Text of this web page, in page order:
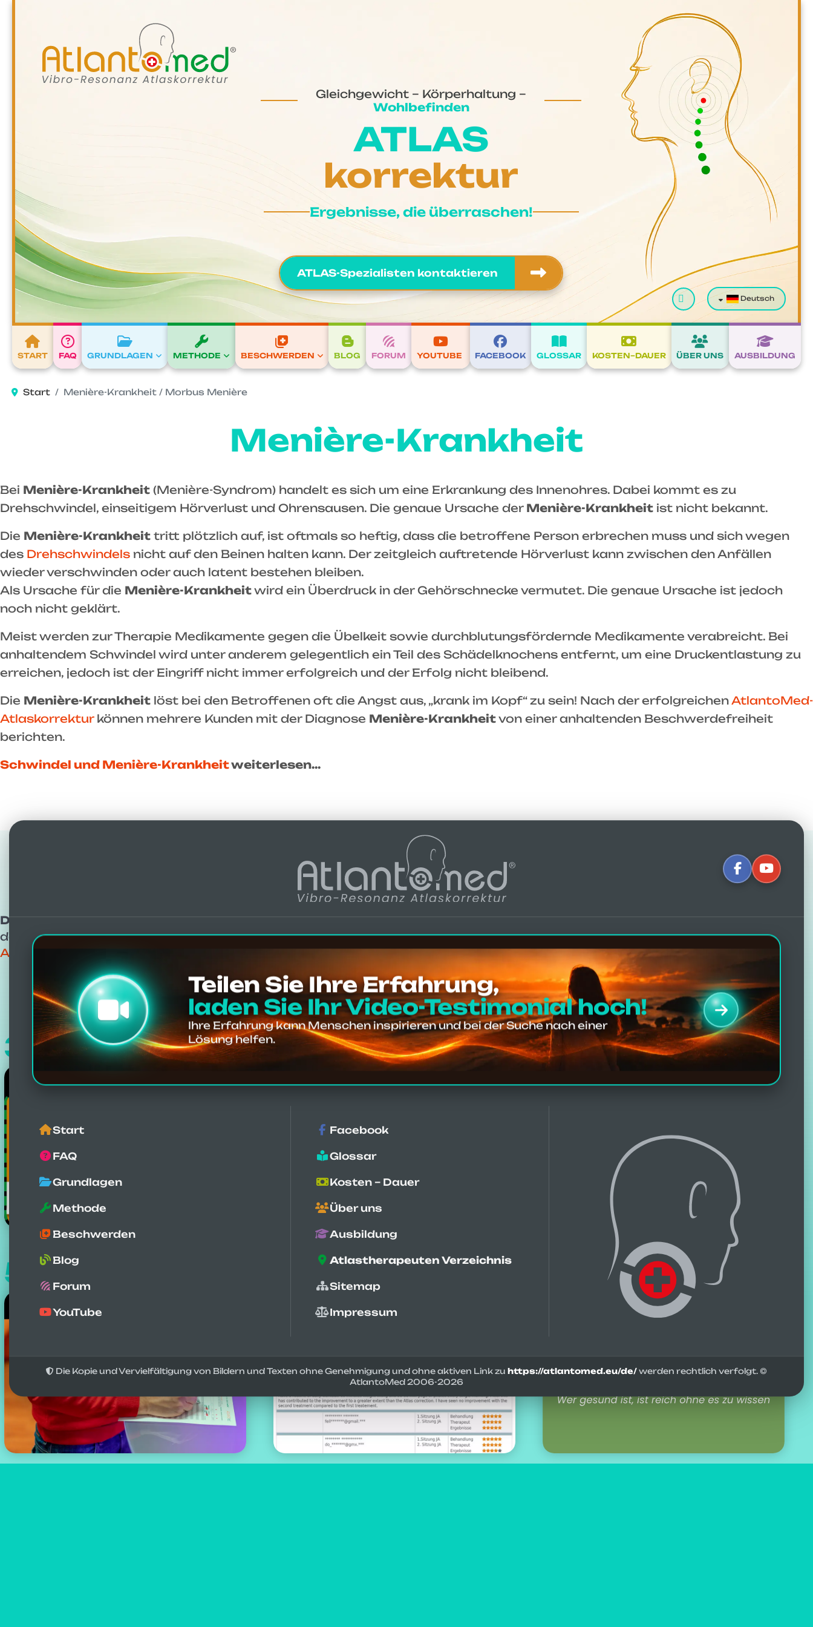
Gleichgewicht – Körperhaltung –
Wohlbefinden
ATLAS
korrektur
Ergebnisse, die überraschen!
ATLAS-Spezialisten kontaktieren
Suchen Deutsch
START FAQ GRUNDLAGEN METHODE BESCHWERDEN BLOG FORUM YOUTUBE FACEBOOK GLOSSAR KOSTEN–DAUER ÜBER UNS AUSBILDUNG
Start Menière-Krankheit / Morbus Menière
Menière-Krankheit
Bei Menière-Krankheit (Menière-Syndrom) handelt es sich um eine Erkrankung des Innenohres. Dabei kommt es zu
Drehschwindel, einseitigem Hörverlust und Ohrensausen. Die genaue Ursache der Menière-Krankheit ist nicht bekannt.
Die Menière-Krankheit tritt plötzlich auf, ist oftmals so heftig, dass die betroffene Person erbrechen muss und sich wegen
des Drehschwindels nicht auf den Beinen halten kann. Der zeitgleich auftretende Hörverlust kann zwischen den Anfällen
wieder verschwinden oder auch latent bestehen bleiben.
Als Ursache für die Menière-Krankheitwird ein Überdruck in der Gehörschnecke vermutet. Die genaue Ursache ist jedoch
noch nicht geklärt.
Meist werden zur Therapie Medikamente gegen die Übelkeit sowie durchblutungsfördernde Medikamente verabreicht. Bei
anhaltendem Schwindel wird unter anderem gelegentlich ein Teil des Schädelknochens entfernt, um eine Druckentlastung zu
erreichen, jedoch ist der Eingriff nicht immer erfolgreich und der Erfolg nicht bleibend.
Die Menière-Krankheit löst bei den Betroffenen oft die Angst aus, „krank im Kopf“ zu sein! Nach der erfolgreichenAtlantoMed-
Atlaskorrekturkönnen mehrere Kunden mit der Diagnose Menière-Krankheitvon einer anhaltenden Beschwerdefreiheit
berichten.
Schwindel und Menière-Krankheitweiterlesen...
Ergebnisse, die den Unterschied machen:
Die einzigen mit 11.000 Erfahrungsberichten und Bewertungen in mehreren Sprachen!
den Plattformen mit vielen authentischen Meinungen, Bewertungen, Erfahrungen und Erfahrungsberichten nach der
AtlantoMed Vibro-Resonanz-Atlaskorrekturzu gelangen. Seien Sie vorsichtig beiNachahmungen.
306 Video-Berichte 810 Google-Bewertungen 726 Facebook-Bewertungen
504 6135 2506 Erfahrungsberichte
Teilen Sie Ihre Erfahrung,
laden Sie Ihr Video-Testimonial hoch!
Ihre Erfahrung kann Menschen inspirieren und bei der Suche nach einer
Lösung helfen.
Start
FAQ
Grundlagen
Methode
Beschwerden
Blog
Forum
YouTube
Facebook
Glossar
Kosten – Dauer
Über uns
Ausbildung
Atlastherapeuten Verzeichnis
Sitemap
Impressum
Die Kopie und Vervielfältigung von Bildern und Texten ohne Genehmigung und ohne aktiven Link zu https://atlantomed.eu/de/werden rechtlich verfolgt. ©
AtlantoMed 2006-2026